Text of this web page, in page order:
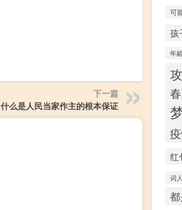
下一篇
什么是人民当家作主的根本保证
可
孩
年
红
词人